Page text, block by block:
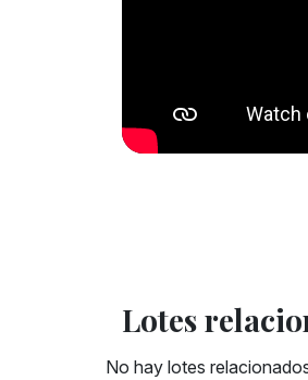
Lotes
No hay lotes